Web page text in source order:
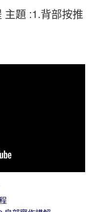
主題 :1.背部按推